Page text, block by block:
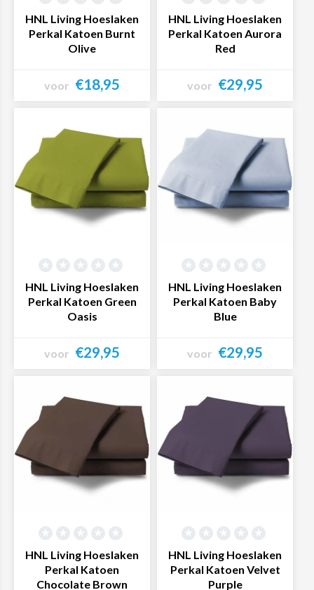
HNL Living Hoeslaken
Perkal Katoen Burnt
Olive
voor €18,95
HNL Living Hoeslaken
Perkal Katoen Aurora
Red
voor €29,95
HNL Living Hoeslaken
Perkal Katoen Green
Oasis
voor €29,95
HNL Living Hoeslaken
Perkal Katoen Baby
Blue
voor €29,95
HNL Living Hoeslaken
Perkal Katoen
Chocolate Brown
HNL Living Hoeslaken
Perkal Katoen Velvet
Purple